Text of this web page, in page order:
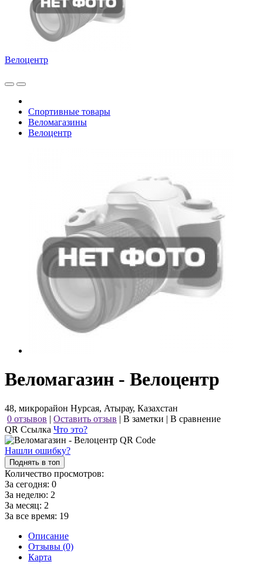
Велоцентр
Спортивные товары
Веломагазины
Велоцентр
Веломагазин - Велоцентр
48, микрорайон Нурсая, Атырау, Казахстан
0 отзывов | Оставить отзыв | В заметки | В сравнение
QR Ссылка Что это?
Нашли ошибку?
Поднять в топ
Количество просмотров:
За сегодня: 0
За неделю: 2
За месяц: 2
За все время: 19
Описание
Отзывы (0)
Карта